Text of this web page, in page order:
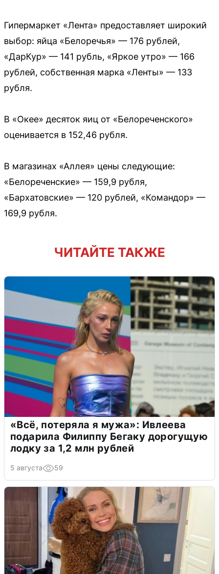
Гипермаркет «Лента» предоставляет широкий
выбор: яйца «Белоречья» — 176 рублей,
«ДарКур» — 141 рубль, «Яркое утро» — 166
рублей, собственная марка «Ленты» — 133
рубля.
В «Окее» десяток яиц от «Белореченского»
оценивается в 152,46 рубля.
В магазинах «Аллея» цены следующие:
«Белореченские» — 159,9 рубля,
«Бархатовские» — 120 рублей, «Командор» —
169,9 рубля.
ЧИТАЙТЕ ТАКЖЕ
«Всё, потеряла я мужа»: Ивлеева
подарила Филиппу Бегаку дорогущую
лодку за 1,2 млн рублей
5 августа 59